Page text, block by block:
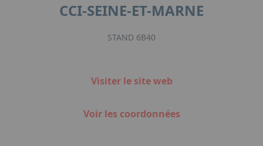
CCI-SEINE-ET-MARNE
STAND 6B40
Visiter le site web
Voir les coordonnées